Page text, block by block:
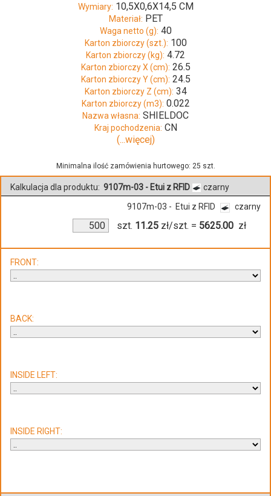
Wymiary: 10,5X0,6X14,5 CM
Materiał: PET
Waga netto (g): 40
Karton zbiorczy (szt.): 100
Karton zbiorczy (kg): 4.72
Karton zbiorczy X (cm): 26.5
Karton zbiorczy Y (cm): 24.5
Karton zbiorczy Z (cm): 34
Karton zbiorczy (m3): 0.022
Nazwa własna: SHIELDOC
Kraj pochodzenia: CN
(...więcej)
Minimalna ilość zamówienia hurtowego: 25 szt.
Kalkulacja dla produktu: 9107m-03 - Etui z RFID czarny
9107m-03 - Etui z RFID czarny
szt. 11.25 zł/szt. = 5625.00 zł
FRONT:
BACK:
INSIDE LEFT:
INSIDE RIGHT: